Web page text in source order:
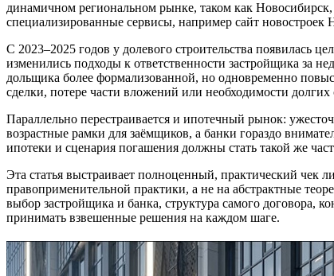
динамичном региональном рынке, таком как
специализированные сервисы, например сайт новостроек
С 2023–2025 годов у долевого строительства появилась
изменились подходы к ответственности застройщика за
дольщика более формализованной, но одновременно
сделки, потере части вложений или необходимости долгих
Параллельно перестраивается и ипотечный рынок:
возрастные рамки для заёмщиков, а банки гораздо
ипотеки и сценария погашения должны стать такой же
Эта статья выстраивает полноценный, практический
правоприменительной практики, а не на абстрактные
выбор застройщика и банка, структура самого договора,
принимать взвешенные решения на каждом шаге.